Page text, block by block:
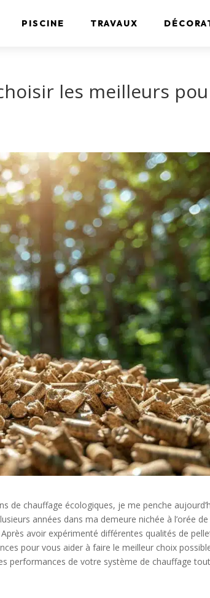
PISCINE TRAVAUX
les meilleurs
de chauffage écologiques, je me penche
années dans ma demeure nichée à l’orée
avoir expérimenté différentes qualités de
pour vous aider à faire le meilleur choix
performances de votre système de chauffage